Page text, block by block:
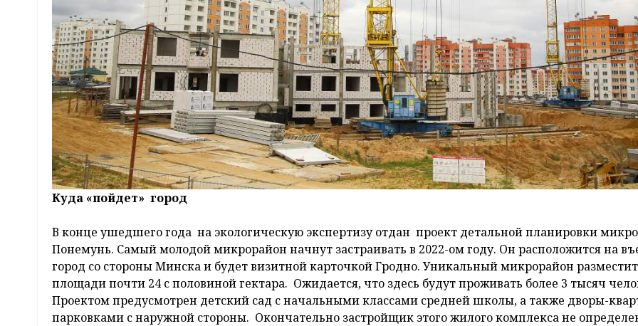
Куда «пойдет» город
В конце ушедшего года на экологическую экспертизу отдан проект детальной планировки
Понемунь. Самый молодой микрорайон начнут застраивать в 2022-ом году. Он расположится на
город со стороны Минска и будет визитной карточкой Гродно. Уникальный микрорайон
площади почти 24 с половиной гектара. Ожидается, что здесь будут проживать более 3 тысяч
Проектом предусмотрен детский сад с начальными классами средней школы, а также дворы-
парковками с наружной стороны. Окончательно застройщик этого жилого комплекса не